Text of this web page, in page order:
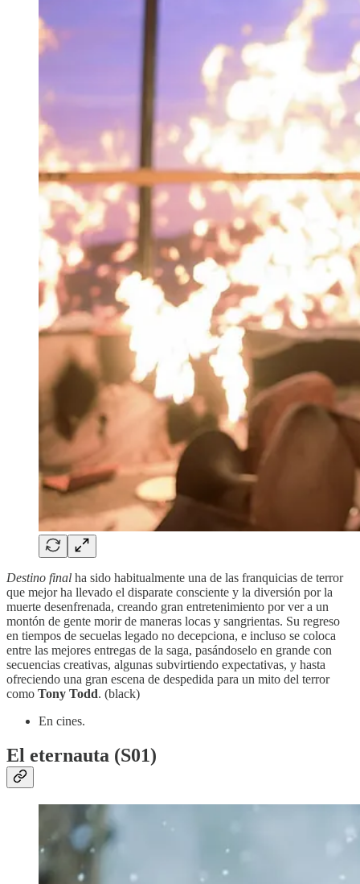
Destino final ha sido habitualmente una de las franquicias de terror
que mejor ha llevado el disparate consciente y la diversión por la
muerte desenfrenada, creando gran entretenimiento por ver a un
montón de gente morir de maneras locas y sangrientas. Su regreso
en tiempos de secuelas legado no decepciona, e incluso se coloca
entre las mejores entregas de la saga, pasándoselo en grande con
secuencias creativas, algunas subvirtiendo expectativas, y hasta
ofreciendo una gran escena de despedida para un mito del terror
como Tony Todd. (black)
En cines.
El eternauta (S01)